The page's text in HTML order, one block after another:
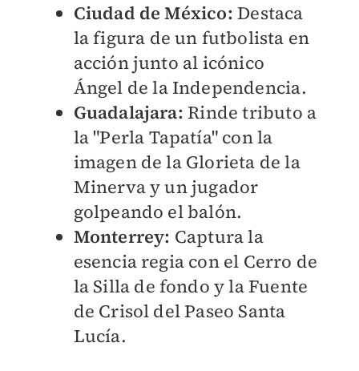
Ciudad de México: Destaca
la figura de un futbolista en
acción junto al icónico
Ángel de la Independencia.
Guadalajara:Rinde tributo a
la "Perla Tapatía" con la
imagen de la Glorieta de la
Minerva y un jugador
golpeando el balón.
Monterrey: Captura la
esencia regia con el Cerro de
la Silla de fondo y la Fuente
de Crisol del Paseo Santa
Lucía.